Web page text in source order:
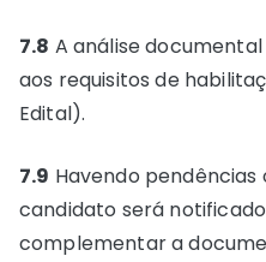
7.8 A análise
aos requisitos de
Edital).
7.9 Havendo pendências
candidato será
complementar a